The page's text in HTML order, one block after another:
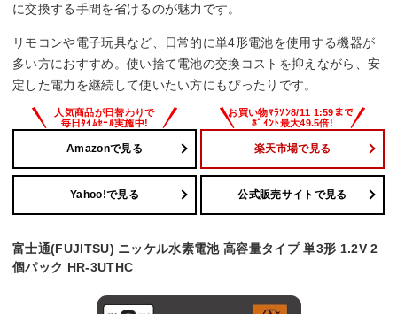
に交換する手間を省けるのが魅力です。
リモコンや電子玩具など、日常的に単4形電池を使用する機器が
多い方におすすめ。使い捨て電池の交換コストを抑えながら、安
定した電力を継続して使いたい方にもぴったりです。
Amazonで見る 楽天市場で見る
Yahoo!で見る 公式販売サイトで見る
富士通(FUJITSU) ニッケル水素電池 高容量タイプ 単3形 1.2V 2
個パック HR-3UTHC